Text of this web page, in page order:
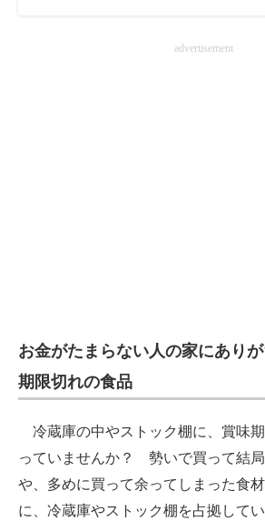
advertisement
お金がたまらない人の家にあり
期限切れの食品
冷蔵庫の中やストック棚に、賞味
っていませんか？ 勢いで買って結
や、多めに買って余ってしまった食
に、冷蔵庫やストック棚を占拠して